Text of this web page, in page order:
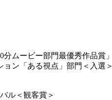
ムービー部門最優秀作品賞」
ョン「ある視点」部門＜入選＞
ル＜観客賞＞